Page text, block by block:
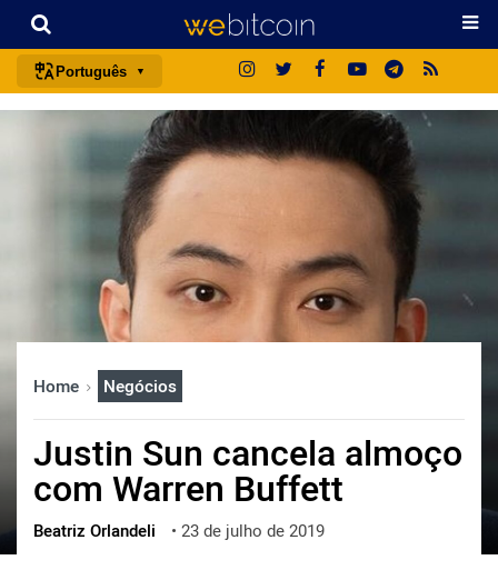
Português
português (BR)
español
italiano
deutsch
日本語
русский
العربية
ქართული
Home Negócios
Justin Sun cancela almoço
com Warren Buffett
Beatriz Orlandeli • 23 de julho de 2019